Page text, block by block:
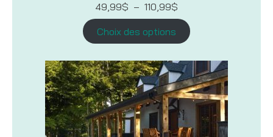
49,99$ – 110,99$
de
prix :
49,99$
à
Choix des options